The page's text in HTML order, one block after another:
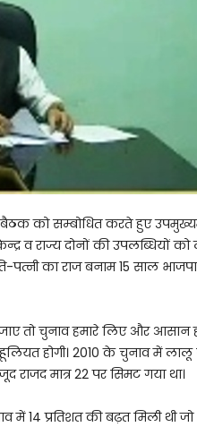
बैठक को सम्बोधित करते हुए
व राज्य दोनों की उपलब्धियों
पत्नी का राज बनाम 15 साल
तो चुनाव हमारे लिए और आसान
होगी। 2010 के चुनाव में
मात्र 22 पर सिमट गया था।
में 14 प्रतिशत की बढ़त मिली थी